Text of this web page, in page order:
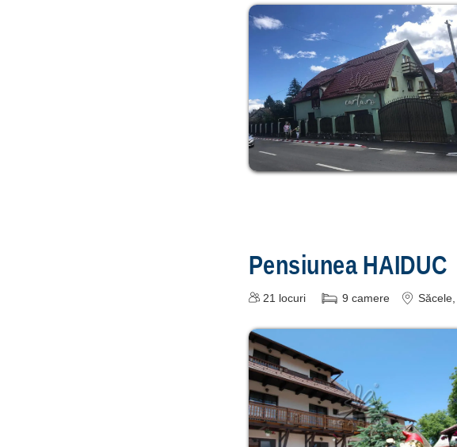
Pensiunea HAIDUC
21 locuri 9 camere Săcele